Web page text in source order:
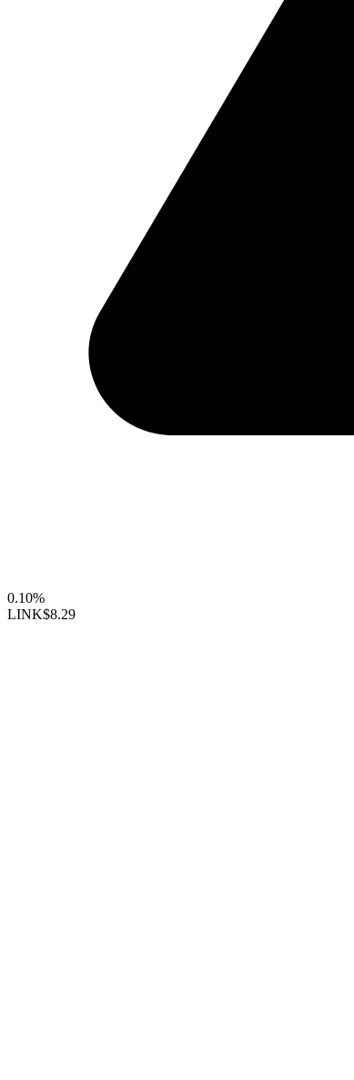
0.10%
LINK$8.29